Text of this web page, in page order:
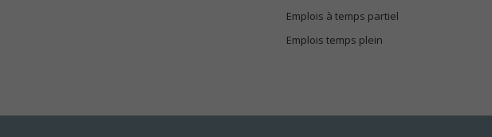
Emplois à temps partiel
Emplois temps plein